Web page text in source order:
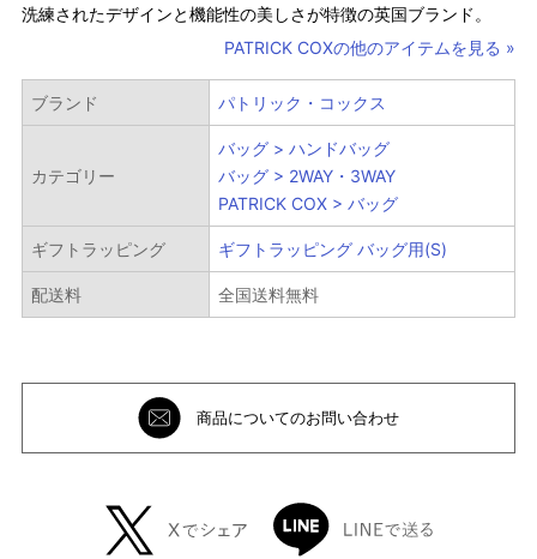
絞り込み検索
メイン
カテゴリー
洗練されたデザインと機能性の美しさが特徴の英国ブランド。
PATRICK COXの他のアイテムを見る »
ブランド パトリック・コックス
カテゴリー
バッグ > ハンドバッグ
バッグ > 2WAY・3WAY
PATRICK COX > バッグ
ギフトラッピング ギフトラッピング バッグ用(S)
配送料 全国送料無料
商品についてのお問い合わせ